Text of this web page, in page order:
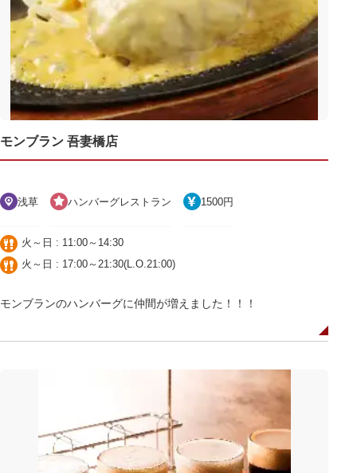
モンブラン 吾妻橋店
浅草 ハンバーグレストラン 1500円
火～日 : 11:00～14:30
火～日 : 17:00～21:30(L.O.21:00)
モンブランのハンバーグに仲間が増えました！！！